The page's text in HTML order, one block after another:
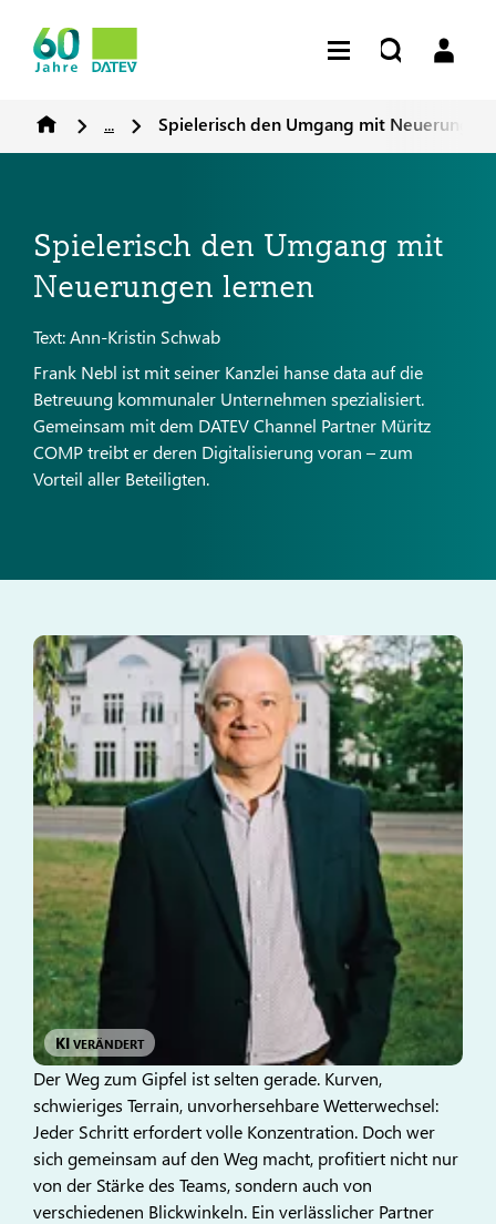
... Spielerisch den Umgang mit Neuerungen
Spielerisch den Umgang mit
Neuerungen lernen
Text: Ann-Kristin Schwab
Frank Nebl ist mit seiner Kanzlei hanse data auf die
Betreuung kommunaler Unternehmen spezialisiert.
Gemeinsam mit dem DATEV Channel Partner Müritz
COMP treibt er deren Digitalisierung voran – zum
Vorteil aller Beteiligten.
KI VERÄNDERT
Der Weg zum Gipfel ist selten gerade. Kurven,
schwieriges Terrain, unvorhersehbare Wetterwechsel:
Jeder Schritt erfordert volle Konzentration. Doch wer
sich gemeinsam auf den Weg macht, profitiert nicht nur
von der Stärke des Teams, sondern auch von
verschiedenen Blickwinkeln. Ein verlässlicher Partner